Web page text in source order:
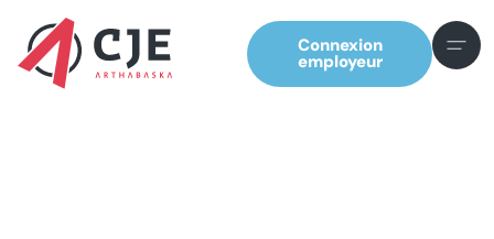
Connexion
employeur